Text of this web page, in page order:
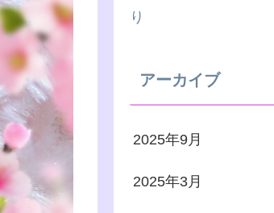
り
アーカイブ
2025年9月
2025年3月